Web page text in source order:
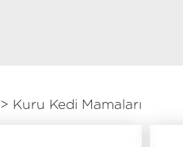
> Kuru Kedi Mamaları